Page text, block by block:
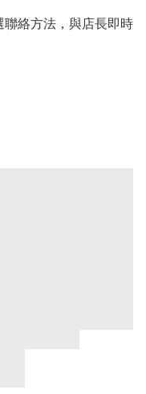
絡方法，與店長即時